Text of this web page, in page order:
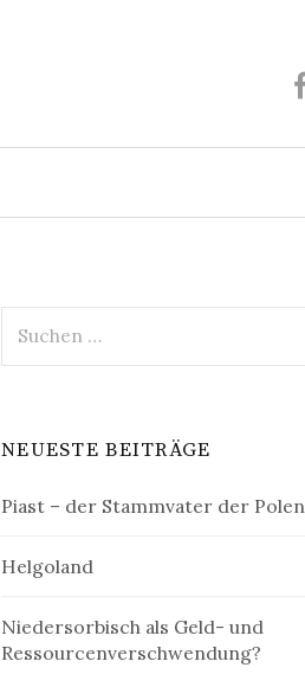
nach:
NEUESTE BEITRÄGE
Piast – der Stammvater der Polen
Helgoland
Niedersorbisch als Geld- und
Ressourcenverschwendung?